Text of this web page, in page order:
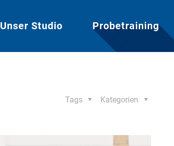
Unser Studio Probetraining
Kategorien
Tags